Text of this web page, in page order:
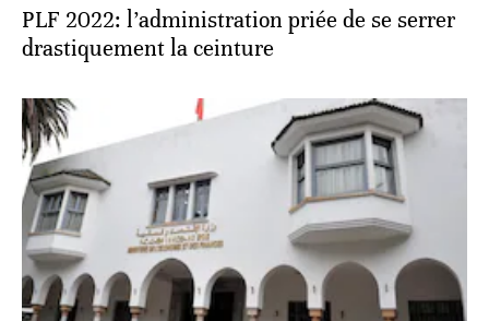
PLF 2022: l’administration priée de se serrer
drastiquement la ceinture